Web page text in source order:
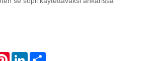
PinterestLinkedIn